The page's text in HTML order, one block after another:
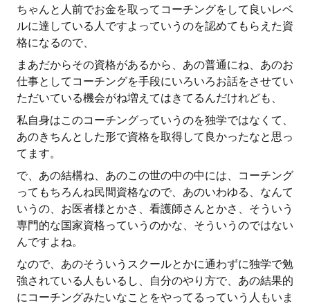
ちゃんと人前でお金を取ってコーチングをして良いレベ
ルに達している人ですよっていうのを認めてもらえた資
格になるので、
まあだからその資格があるから、あの普通にね、あのお
仕事としてコーチングを手段にいろいろお話をさせてい
ただいている機会がね増えてはきてるんだけれども、
私自身はこのコーチングっていうのを独学ではなくて、
あのきちんとした形で資格を取得して良かったなと思っ
てます。
で、あの結構ね、あのこの世の中の中には、コーチング
ってもちろんね民間資格なので、あのいわゆる、なんて
いうの、お医者様とかさ、看護師さんとかさ、そういう
専門的な国家資格っていうのかな、そういうのではない
んですよね。
なので、あのそういうスクールとかに通わずに独学で勉
強されている人もいるし、自分のやり方で、あの結果的
にコーチングみたいなことをやってるっていう人もいま